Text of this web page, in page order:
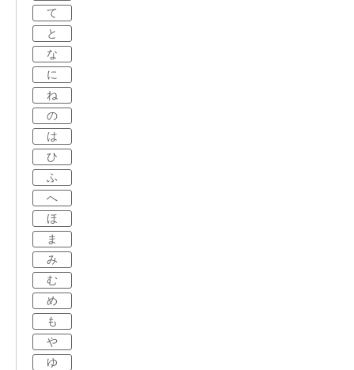
て
と
な
に
ね
の
は
ひ
ふ
へ
ほ
ま
み
む
め
も
や
ゆ